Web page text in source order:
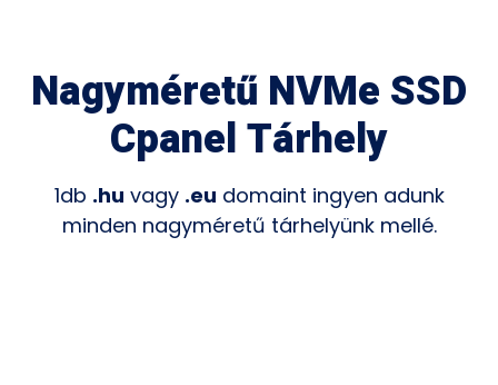
Nagyméretű NVMe SSD
Cpanel Tárhely
1db .hu vagy .eu domaint ingyen adunk
minden nagyméretű tárhelyünk mellé.